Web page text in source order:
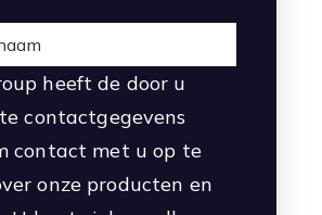
heeft de door u
contactgegevens
contact met u op te
onze producten en